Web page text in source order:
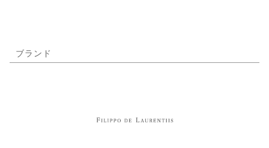
ブランド